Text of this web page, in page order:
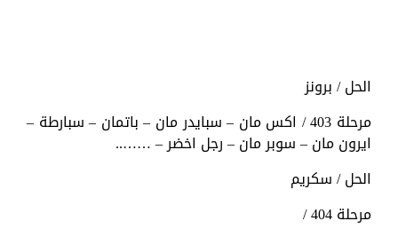
الحل / برونز
مرحلة 403 / اكس مان – سبايدر مان – باتمان – سبارطة –
ايرون مان – سوبر مان – رجل اخضر – ……..
الحل / سكريم
مرحلة 404 /